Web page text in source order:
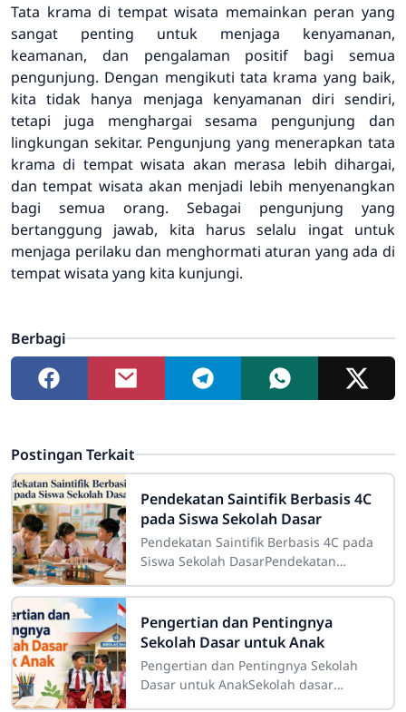
Tata krama di tempat wisata memainkan peran yang
sangat penting untuk menjaga kenyamanan,
keamanan, dan pengalaman positif bagi semua
pengunjung. Dengan mengikuti tata krama yang baik,
kita tidak hanya menjaga kenyamanan diri sendiri,
tetapi juga menghargai sesama pengunjung dan
lingkungan sekitar. Pengunjung yang menerapkan tata
krama di tempat wisata akan merasa lebih dihargai,
dan tempat wisata akan menjadi lebih menyenangkan
bagi semua orang. Sebagai pengunjung yang
bertanggung jawab, kita harus selalu ingat untuk
menjaga perilaku dan menghormati aturan yang ada di
tempat wisata yang kita kunjungi.
Berbagi
Postingan Terkait
Pendekatan Saintifik Berbasis 4C
pada Siswa Sekolah Dasar
Pendekatan Saintifik Berbasis 4C pada
Siswa Sekolah DasarPendekatan
sekolah dasar merupakan strategi
pembelajaran
Pengertian dan Pentingnya
Sekolah Dasar untuk Anak
Pengertian dan Pentingnya Sekolah
Dasar untuk AnakSekolah dasar